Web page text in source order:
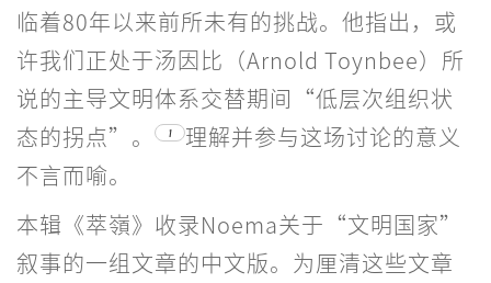
临着80年以来前所未有的挑战。他指出，或
许我们正处于汤因比（Arnold Toynbee）所
说的主导文明体系交替期间“低层次组织状
态的拐点”。
1
理解并参与这场讨论的意义
不言而喻。
本辑《萃嶺》收录Noema关于“文明国家”
叙事的一组文章的中文版。为厘清这些文章